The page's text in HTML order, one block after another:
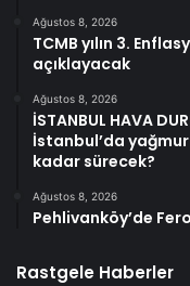
Ağustos 8, 2026
TCMB yılın 3.
açıklayacak
Ağustos 8, 2026
İSTANBUL HAVA
İstanbul’da
kadar sürecek?
Ağustos 8, 2026
Pehlivanköy’de
Rastgele Haberler